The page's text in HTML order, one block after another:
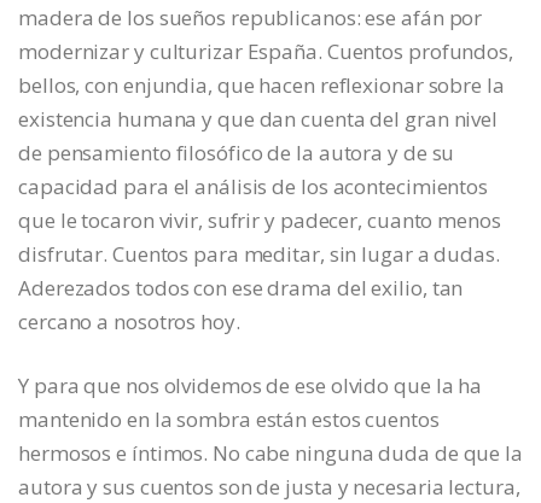
madera de los sueños republicanos: ese afán por
modernizar y culturizar España. Cuentos profundos,
bellos, con enjundia, que hacen reflexionar sobre la
existencia humana y que dan cuenta del gran nivel
de pensamiento filosófico de la autora y de su
capacidad para el análisis de los acontecimientos
que le tocaron vivir, sufrir y padecer, cuanto menos
disfrutar. Cuentos para meditar, sin lugar a dudas.
Aderezados todos con ese drama del exilio, tan
cercano a nosotros hoy.
Y para que nos olvidemos de ese olvido que la ha
mantenido en la sombra están estos cuentos
hermosos e íntimos. No cabe ninguna duda de que la
autora y sus cuentos son de justa y necesaria lectura,